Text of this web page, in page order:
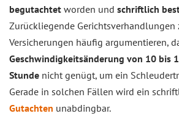
begutachtet worden und schriftlich
Zurückliegende Gerichtsverhandlungen
Versicherungen häufig argumentieren,
Geschwindigkeitsänderung von 10 bis
Stunde nicht genügt, um ein
Gerade in solchen Fällen wird ein
Gutachten unabdingbar.